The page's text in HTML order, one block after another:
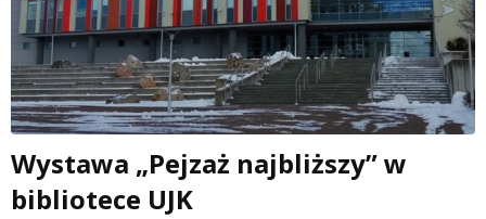
Wystawa „Pejzaż najbliższy” w
bibliotece UJK